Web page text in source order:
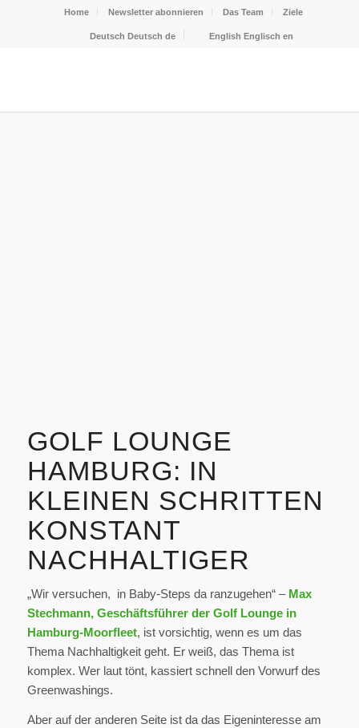
Home Newsletter abonnieren Das Team Ziele
Deutsch Deutsch de English Englisch en
GOLF LOUNGE
HAMBURG: IN
KLEINEN SCHRITTEN
KONSTANT
NACHHALTIGER
„Wir versuchen, in Baby-Steps da ranzugehen“ – Max
Stechmann, Geschäftsführer der Golf Lounge in
Hamburg-Moorfleet, ist vorsichtig, wenn es um das
Thema Nachhaltigkeit geht. Er weiß, das Thema ist
komplex. Wer laut tönt, kassiert schnell den Vorwurf des
Greenwashings.
Aber auf der anderen Seite ist da das Eigeninteresse am